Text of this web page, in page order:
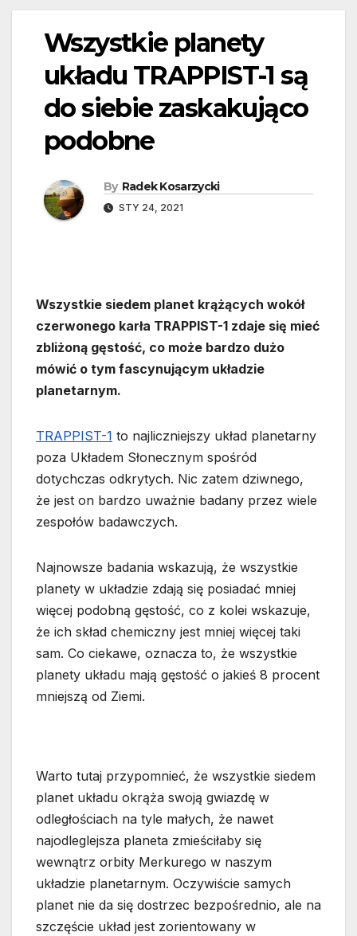
Wszystkie planety
układu TRAPPIST-1 są
do siebie zaskakująco
podobne
By Radek Kosarzycki
STY 24, 2021
Wszystkie siedem planet krążących wokół
czerwonego karła TRAPPIST-1 zdaje się mieć
zbliżoną gęstość, co może bardzo dużo
mówić o tym fascynującym układzie
planetarnym.
TRAPPIST-1 to najliczniejszy układ planetarny
poza Układem Słonecznym spośród
dotychczas odkrytych. Nic zatem dziwnego,
że jest on bardzo uważnie badany przez wiele
zespołów badawczych.
Najnowsze badania wskazują, że wszystkie
planety w układzie zdają się posiadać mniej
więcej podobną gęstość, co z kolei wskazuje,
że ich skład chemiczny jest mniej więcej taki
sam. Co ciekawe, oznacza to, że wszystkie
planety układu mają gęstość o jakieś 8 procent
mniejszą od Ziemi.
Warto tutaj przypomnieć, że wszystkie siedem
planet układu okrąża swoją gwiazdę w
odległościach na tyle małych, że nawet
najodleglejsza planeta zmieściłaby się
wewnątrz orbity Merkurego w naszym
układzie planetarnym. Oczywiście samych
planet nie da się dostrzec bezpośrednio, ale na
szczęście układ jest zorientowany w